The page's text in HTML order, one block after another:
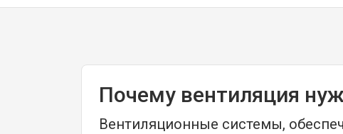
Почему вентиляция
Вентиляционные системы,